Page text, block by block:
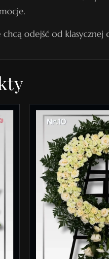
odejść od klasycznej